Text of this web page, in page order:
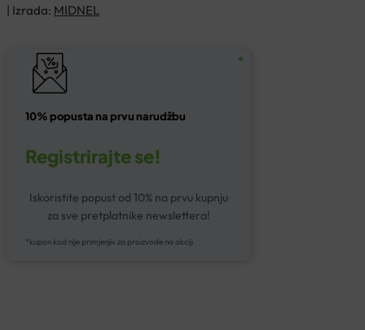
| Izrada: MIDNEL
10% popusta na prvu narudžbu
Registrirajte se!
Iskoristite popust od 10% na prvu kupnju
za sve pretplatnike newslettera!
*kupon kod nije primjenjiv za proizvode na akciji